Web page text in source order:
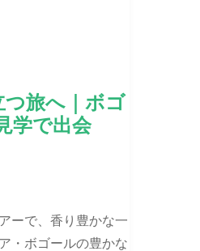
つ旅へ｜ボゴ
学で出会
ーで、香り豊かな一
・ボゴールの豊かな